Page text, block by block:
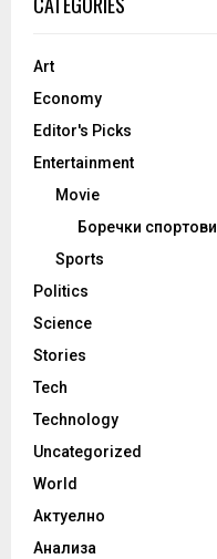
Art
Economy
Editor's Picks
Entertainment
Movie
Боречки спортови
Sports
Politics
Science
Stories
Tech
Technology
Uncategorized
World
Актуелно
Анализа